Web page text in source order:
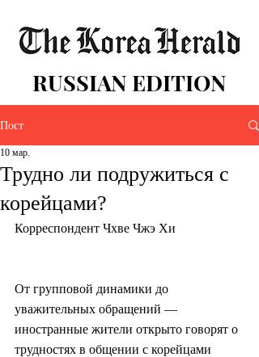
RUSSIAN EDITION
Пост
Трудно ли подружиться с
корейцами?
10 мар.
Корреспондент Чхве Чжэ Хи
От групповой динамики до
уважительных обращений —
иностранные жители открыто говорят о
трудностях в общении с корейцами